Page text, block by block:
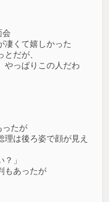
会
凄くて嬉しかった
だが、
やっぱりこの人だわ
ったが
理は後ろ姿で顔が見え
」
もあったが